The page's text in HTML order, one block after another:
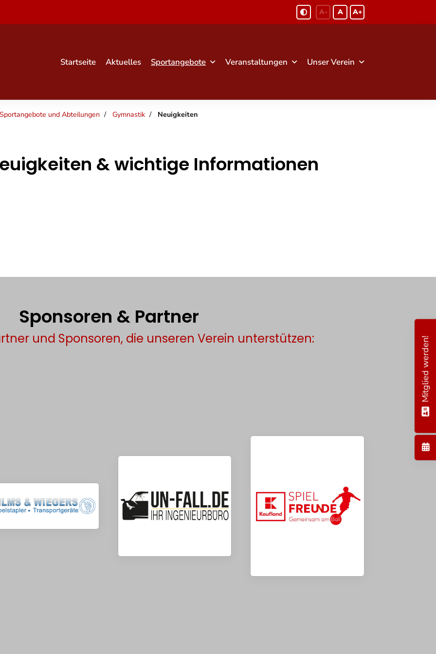
A- A A+
Startseite Aktuelles Sportangebote Veranstaltungen Unser Verein
Sportangebote und Abteilungen Gymnastik Neuigkeiten
& wichtige Informationen
Sponsoren & Partner
und Sponsoren, die unseren Verein unterstützen: Mitglied werden!